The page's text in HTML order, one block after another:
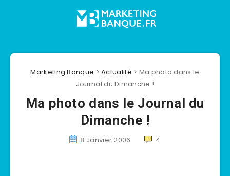
Marketing Banque >Actualité > Ma photo dans le
Journal du Dimanche !
Ma photo dans le Journal du
Dimanche !
8 Janvier 2006 4